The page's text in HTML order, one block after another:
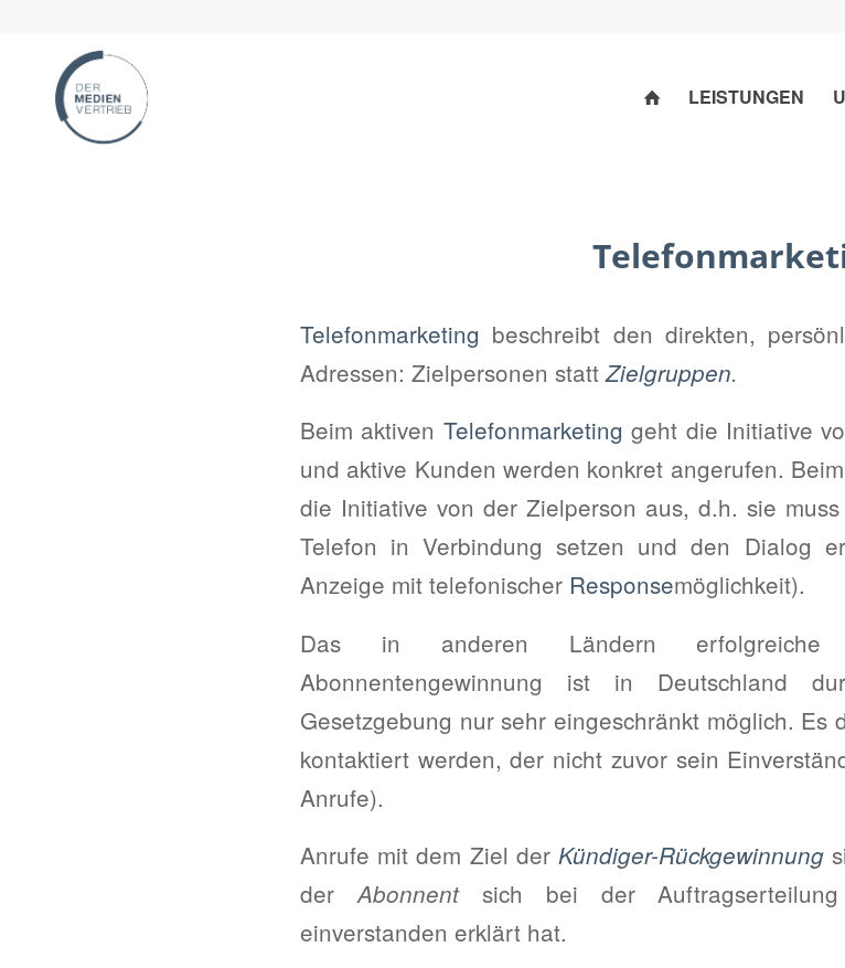
LEISTUNGEN
Telefonmarketing beschreibt den direkten,
Adressen: Zielpersonen stattZielgruppen.
Beim aktiven Telefonmarketing geht die Initiative
und aktive Kunden werden konkret angerufen.
die Initiative von der Zielperson aus, d.h. sie
Telefon in Verbindung setzen und den Dialog
Anzeige mit telefonischer Responsemöglichkeit).
Das in anderen Ländern
Abonnentengewinnung ist in Deutschland
Gesetzgebung nur sehr eingeschränkt möglich. Es
kontaktiert werden, der nicht zuvor sein
Anrufe).
Anrufe mit dem Ziel der Kündiger-Rückgewinnung
derAbonnent sich bei der
einverstanden erklärt hat.